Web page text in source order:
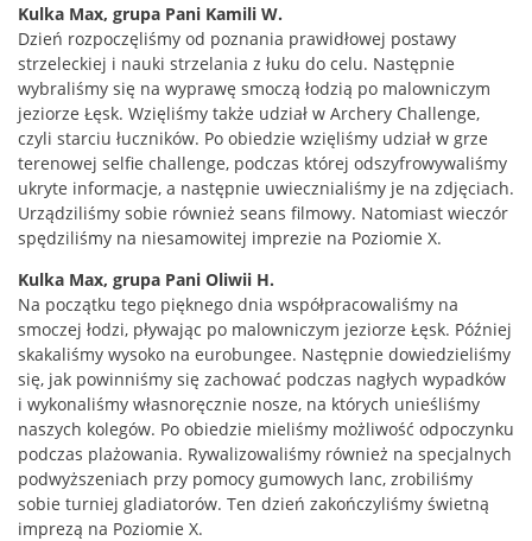
Kulka Max, grupa Pani Kamili W.
Dzień rozpoczęliśmy od poznania prawidłowej postawy
strzeleckiej i nauki strzelania z łuku do celu. Następnie
wybraliśmy się na wyprawę smoczą łodzią po malowniczym
jeziorze Łęsk. Wzięliśmy także udział w Archery Challenge,
czyli starciu łuczników. Po obiedzie wzięliśmy udział w grze
terenowej selfie challenge, podczas której odszyfrowywaliśmy
ukryte informacje, a następnie uwiecznialiśmy je na zdjęciach.
Urządziliśmy sobie również seans filmowy. Natomiast wieczór
spędziliśmy na niesamowitej imprezie na Poziomie X.
Kulka Max, grupa Pani Oliwii H.
Na początku tego pięknego dnia współpracowaliśmy na
smoczej łodzi, pływając po malowniczym jeziorze Łęsk. Później
skakaliśmy wysoko na eurobungee. Następnie dowiedzieliśmy
się, jak powinniśmy się zachować podczas nagłych wypadków
i wykonaliśmy własnoręcznie nosze, na których unieśliśmy
naszych kolegów. Po obiedzie mieliśmy możliwość odpoczynku
podczas plażowania. Rywalizowaliśmy również na specjalnych
podwyższeniach przy pomocy gumowych lanc, zrobiliśmy
sobie turniej gladiatorów. Ten dzień zakończyliśmy świetną
imprezą na Poziomie X.